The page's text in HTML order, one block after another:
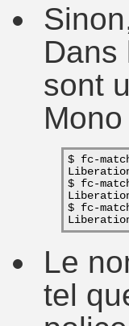
Dans
sont
Mono
$ fc-
$ fc-
$ fc-
Le
tel